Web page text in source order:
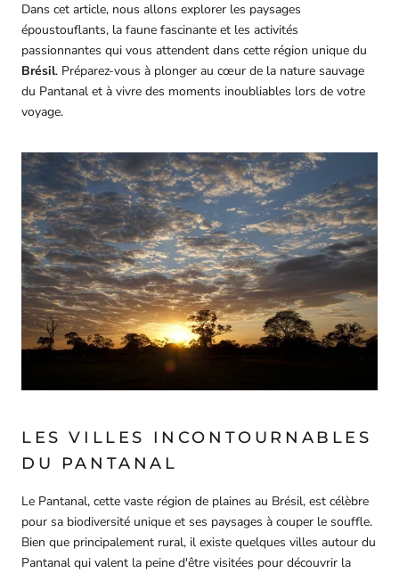
Dans cet article, nous allons explorer les paysages
époustouflants, la faune fascinante et les activités
passionnantes qui vous attendent dans cette région unique du
Brésil. Préparez-vous à plonger au cœur de la nature sauvage
du Pantanal et à vivre des moments inoubliables lors de votre
voyage.
LES VILLES INCONTOURNABLES
DU PANTANAL
Le Pantanal, cette vaste région de plaines au Brésil, est célèbre
pour sa biodiversité unique et ses paysages à couper le souffle.
Bien que principalement rural, il existe quelques villes autour du
Pantanal qui valent la peine d'être visitées pour découvrir la